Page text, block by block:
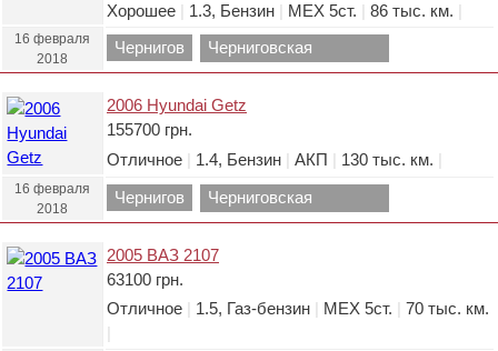
Хорошее
1.3, Бензин МЕХ 5ст. 86 тыс. км.
16 февраля
2018
Чернигов
Черниговская
область.
2006 Hyundai Getz
155700 грн.
Отличное
1.4, Бензин АКП 130 тыс. км.
16 февраля
2018
Чернигов
Черниговская
область.
2005 ВАЗ 2107
63100 грн.
Отличное
1.5, Газ-бензин МЕХ 5ст.
70 тыс. км.